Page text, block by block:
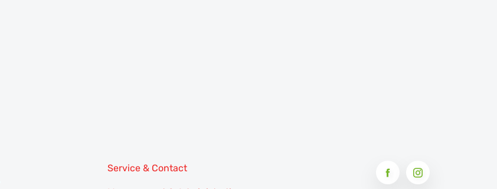
Service & Contact